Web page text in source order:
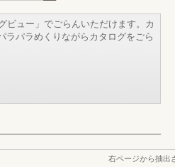
ビュー」でごらんいただけます。カ
ラパラめくりながらカタログをごら
右ページから抽出